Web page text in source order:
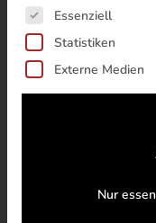
Es folgt eine
Essenziell
Statistiken
Externe Medien
Nur